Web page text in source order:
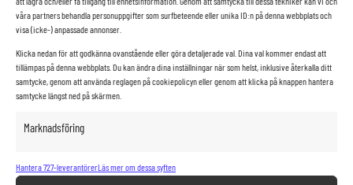
våra partners behandla personuppgifter som surfbeteende eller unika ID:n på denna webbplats och
visa (icke-) anpassade annonser.
Klicka nedan för att godkänna ovanstående eller göra detaljerade val. Dina val kommer endast att
tillämpas på denna webbplats. Du kan ändra dina inställningar när som helst, inklusive återkalla ditt
samtycke, genom att använda reglagen på cookiepolicyn eller genom att klicka på knappen hantera
samtycke längst ned på skärmen.
Marknadsföring
Hantera 727-leverantörerLäs mer om dessa syften